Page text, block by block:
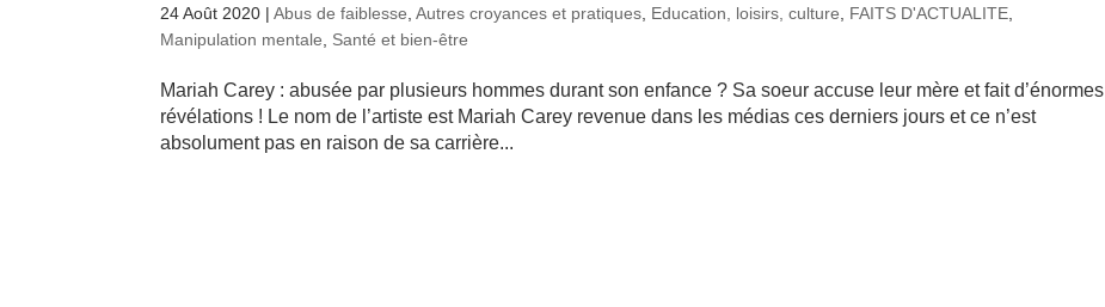
24 Août 2020 |Abus de faiblesse ,Autres croyances et pratiques Education, loisirs, culture FAITS D'ACTUALITE
Manipulation mentale
Santé et bien-être
Mariah Carey : abusée par plusieurs hommes durant son enfance ? Sa soeur accuse leur mère et fait d’énormes
révélations ! Le nom de l’artiste est Mariah Carey revenue dans les médias ces derniers jours et ce n’est
absolument pas en raison de sa carrière...